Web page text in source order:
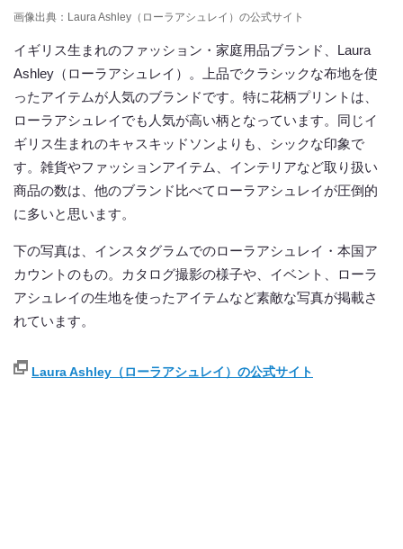
画像出典：Laura Ashley（ローラアシュレイ）の公式サイト
イギリス生まれのファッション・家庭用品ブランド、Laura
Ashley（ローラアシュレイ）。上品でクラシックな布地を使
ったアイテムが人気のブランドです。特に花柄プリントは、
ローラアシュレイでも人気が高い柄となっています。同じイ
ギリス生まれのキャスキッドソンよりも、シックな印象で
す。雑貨やファッションアイテム、インテリアなど取り扱い
商品の数は、他のブランド比べてローラアシュレイが圧倒的
に多いと思います。
下の写真は、インスタグラムでのローラアシュレイ・本国ア
カウントのもの。カタログ撮影の様子や、イベント、ローラ
アシュレイの生地を使ったアイテムなど素敵な写真が掲載さ
れています。
Laura Ashley（ローラアシュレイ）の公式サイト